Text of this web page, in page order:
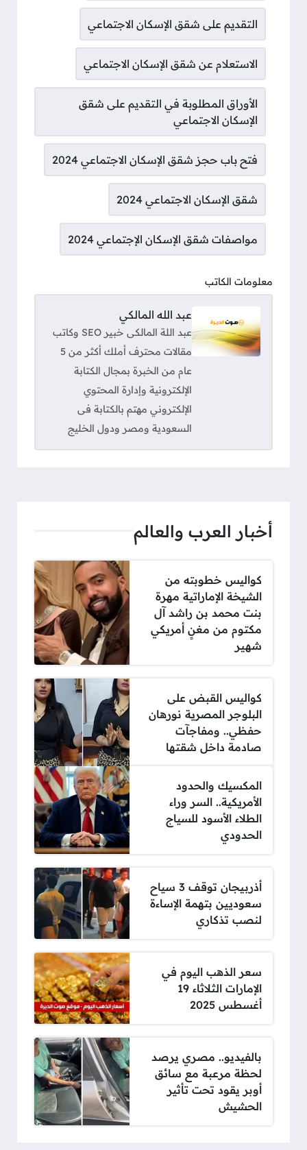
التقديم على شقق الإسكان الاجتماعي
الاستعلام عن شقق الإسكان الاجتماعي
الأوراق المطلوبة في التقديم على شقق
الإسكان الاجتماعي
فتح باب حجز شقق الإسكان الاجتماعي 2024
شقق الإسكان الاجتماعي 2024
مواصفات شقق الإسكان الإجتماعي 2024
معلومات الكاتب
عبد الله المالكي
عبد اللة المالكى خبير SEO وكاتب
مقالات محترف أملك أكثر من 5
عام من الخبرة بمجال الكتابة
الإلكترونية وإدارة المحتوي
الإلكتروني مهتم بالكتابة فى
السعودية ومصر ودول الخليج
أخبار العرب والعالم
كواليس خطوبته من
الشيخة الإماراتية مهرة
بنت محمد بن راشد آل
مكتوم من مغنٍ أمريكي
شهير
كواليس القبض على
البلوجر المصرية نورهان
حفظي.. ومفاجآت
صادمة داخل شقتها
المكسيك والحدود
الأمريكية.. السر وراء
الطلاء الأسود للسياج
الحدودي
أذربيجان توقف 3 سياح
سعوديين بتهمة الإساءة
لنصب تذكاري
سعر الذهب اليوم في
الإمارات الثلاثاء 19
أغسطس 2025
بالفيديو.. مصري يرصد
لحظة مرعبة مع سائق
أوبر يقود تحت تأثير
الحشيش